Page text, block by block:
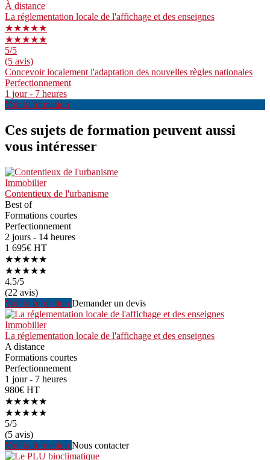
À distance
La réglementation locale de l'affichage et des enseignes
★★★★★
★★★★★
5/5
(5 avis)
Concevoir localement l'adaptation des nouvelles règles nationales
Perfectionnement
1 jour - 7 heures
Voir la formation
Ces sujets de formation peuvent aussi
vous intéresser
Immobilier
Contentieux de l'urbanisme
Best of
Formations courtes
Perfectionnement
2 jours - 14 heures
1 695€ HT
★★★★★
★★★★★
4.5/5
(22 avis)
Voir la formation Demander un devis
Immobilier
La réglementation locale de l'affichage et des enseignes
A distance
Formations courtes
Perfectionnement
1 jour - 7 heures
980€ HT
★★★★★
★★★★★
5/5
(5 avis)
Voir la formation Nous contacter